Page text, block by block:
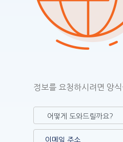
정보를 요청하시려면 양